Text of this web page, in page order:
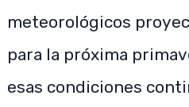
meteorológicos
para la próxima
esas condiciones